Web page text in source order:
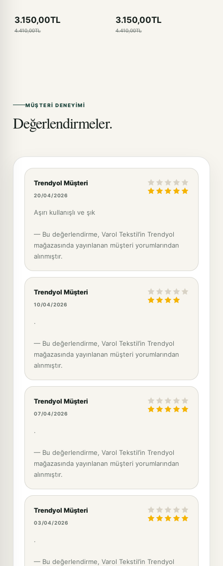
3.150,00TL
4.410,00TL
3.150,00TL
4.410,00TL
MÜŞTERI DENEYIMI
Değerlendirmeler.
Trendyol Müşteri
20/04/2026
Aşırı kullanışlı ve şık
— Bu değerlendirme, Varol Tekstil’in Trendyol
mağazasında yayınlanan müşteri yorumlarından
alınmıştır.
Trendyol Müşteri
10/04/2026
.
— Bu değerlendirme, Varol Tekstil’in Trendyol
mağazasında yayınlanan müşteri yorumlarından
alınmıştır.
Trendyol Müşteri
07/04/2026
.
— Bu değerlendirme, Varol Tekstil’in Trendyol
mağazasında yayınlanan müşteri yorumlarından
alınmıştır.
Trendyol Müşteri
03/04/2026
.
— Bu değerlendirme, Varol Tekstil’in Trendyol